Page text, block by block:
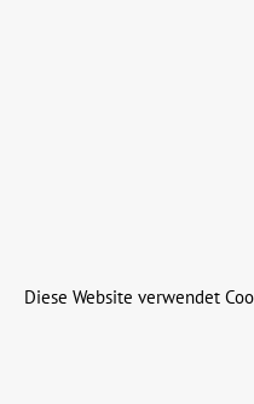
Diese Website verwendet